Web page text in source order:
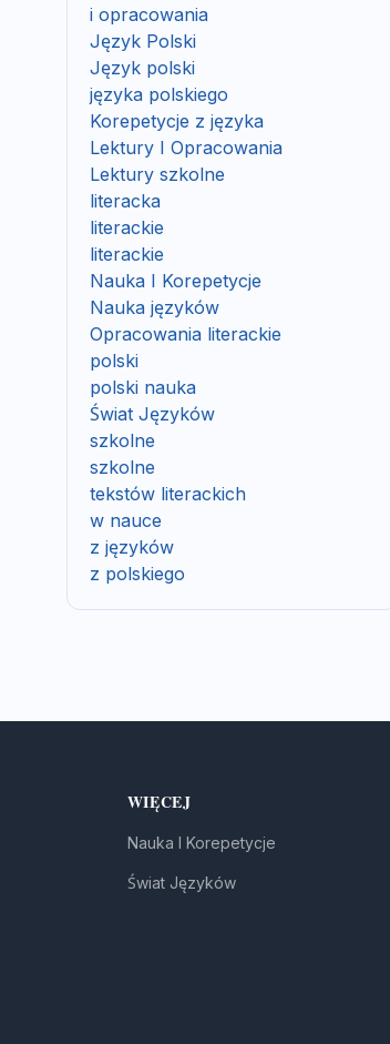
i opracowania
Język Polski
Język polski
języka polskiego
Korepetycje z języka
Lektury I Opracowania
Lektury szkolne
literacka
literackie
literackie
Nauka I Korepetycje
Nauka języków
Opracowania literackie
polski
polski nauka
Świat Języków
szkolne
szkolne
tekstów literackich
w nauce
z języków
z polskiego
WIĘCEJ
Nauka I Korepetycje
Świat Języków